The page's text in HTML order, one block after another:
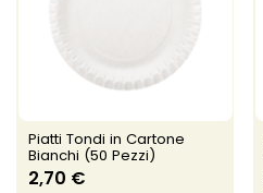
Piatti Tondi in Cartone
Bianchi (50 Pezzi)
2,70 €